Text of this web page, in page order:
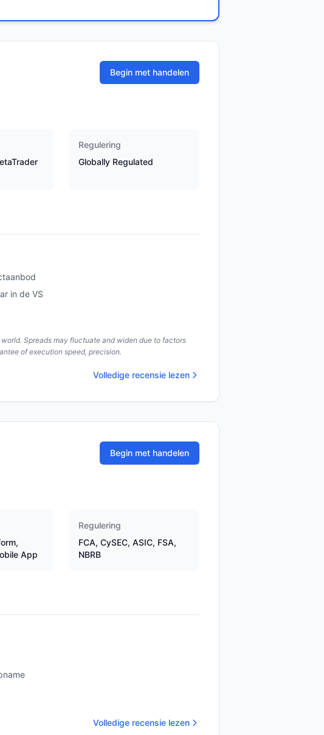
Begin met handelen
Regulering
Globally Regulated
in de VS
Spreads may fluctuate and widen due to factors
of execution speed, precision.
Volledige recensie lezen
Begin met handelen
App
Regulering
FCA, CySEC, ASIC, FSA,
NBRB
Volledige recensie lezen